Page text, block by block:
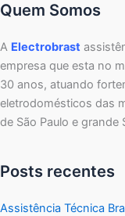
Quem Somos
A Electrobrast
empresa que esta no
30 anos, atuando
eletrodomésticos das
de São Paulo e grande
Posts recentes
Assistência Técnica